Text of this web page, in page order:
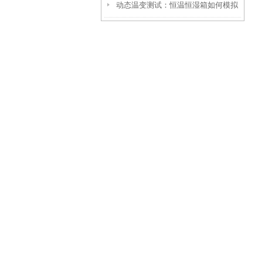
可靠性测试方案
动态温变测试：恒温恒湿箱如何模拟